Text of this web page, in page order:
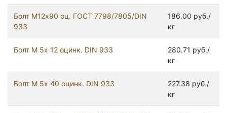
Болт М12x90 оц. ГОСТ 7798/7805/DIN
933
186.00 руб./
кг
Болт М 5х 12 оцинк. DIN 933
280.71 руб./
кг
Болт М 5х 40 оцинк. DIN 933
227.38 руб./
кг